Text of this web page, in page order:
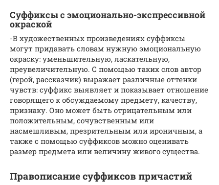
Суффиксы с эмоционально-экспрессивной
окраской
-В художественных произведениях суффиксы
могут придавать словам нужную эмоциональную
окраску: уменьшительную, ласкательную,
преувеличительную. С помощью таких слов автор
(герой, рассказчик) выражает различные оттенки
чувств: суффикс выявляет и показывает отношение
говорящего к обсуждаемому предмету, качеству,
признаку. Оно может быть отрицательным или
положительным, сочувственным или
насмешливым, презрительным или ироничным, а
также с помощью суффиксов можно оценивать
размер предмета или величину живого существа.
Правописание суффиксов причастий